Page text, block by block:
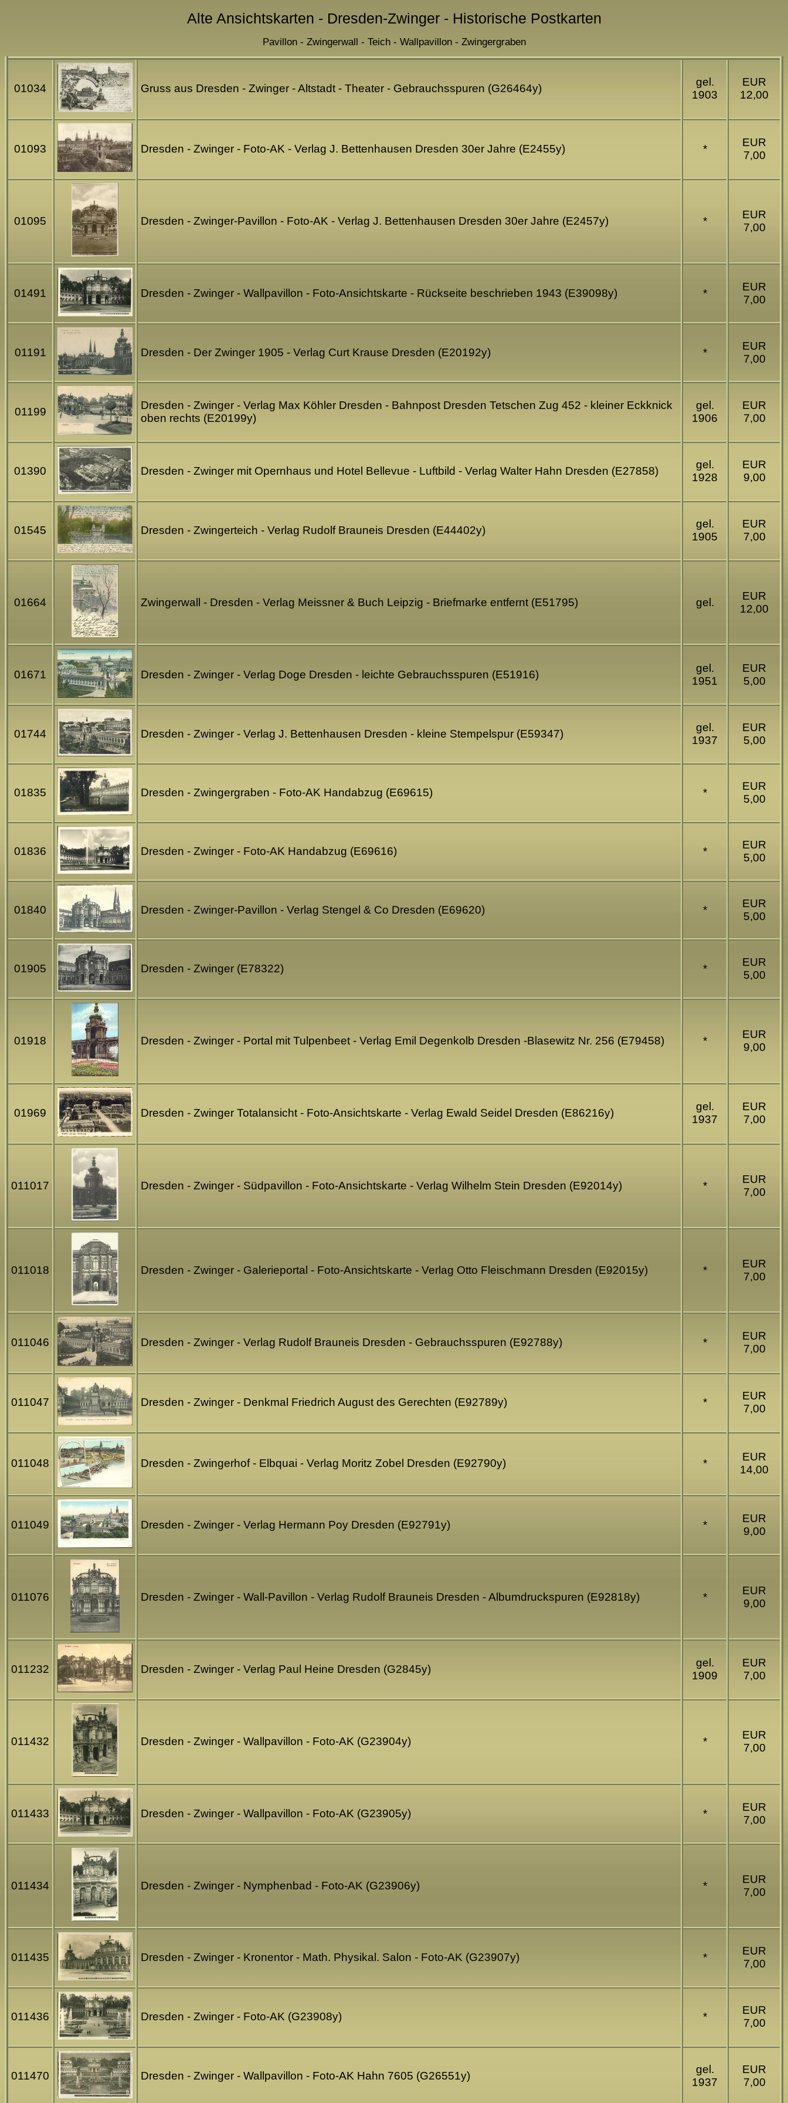
Alte Ansichtskarten - Dresden-Zwinger - Historische Postkarten
Pavillon - Zwingerwall - Teich - Wallpavillon - Zwingergraben
01034 Gruss aus Dresden - Zwinger - Altstadt - Theater - Gebrauchsspuren (G26464y)
gel.
1903
EUR
12,00
01093 Dresden - Zwinger - Foto-AK - Verlag J. Bettenhausen Dresden 30er Jahre (E2455y) *
EUR
7,00
01095 Dresden - Zwinger-Pavillon - Foto-AK - Verlag J. Bettenhausen Dresden 30er Jahre (E2457y) *
EUR
7,00
01491 Dresden - Zwinger - Wallpavillon - Foto-Ansichtskarte - Rückseite beschrieben 1943 (E39098y) *
EUR
7,00
01191 Dresden - Der Zwinger 1905 - Verlag Curt Krause Dresden (E20192y) *
EUR
7,00
01199
Dresden - Zwinger - Verlag Max Köhler Dresden - Bahnpost Dresden Tetschen Zug 452 - kleiner Eckknick
oben rechts (E20199y)
gel.
1906
EUR
7,00
01390 Dresden - Zwinger mit Opernhaus und Hotel Bellevue - Luftbild - Verlag Walter Hahn Dresden (E27858)
gel.
1928
EUR
9,00
01545 Dresden - Zwingerteich - Verlag Rudolf Brauneis Dresden (E44402y)
gel.
1905
EUR
7,00
01664 Zwingerwall - Dresden - Verlag Meissner & Buch Leipzig - Briefmarke entfernt (E51795) gel.
EUR
12,00
01671 Dresden - Zwinger - Verlag Doge Dresden - leichte Gebrauchsspuren (E51916)
gel.
1951
EUR
5,00
01744 Dresden - Zwinger - Verlag J. Bettenhausen Dresden - kleine Stempelspur (E59347)
gel.
1937
EUR
5,00
01835 Dresden - Zwingergraben - Foto-AK Handabzug (E69615) *
EUR
5,00
01836 Dresden - Zwinger - Foto-AK Handabzug (E69616) *
EUR
5,00
01840 Dresden - Zwinger-Pavillon - Verlag Stengel & Co Dresden (E69620) *
EUR
5,00
01905 Dresden - Zwinger (E78322) *
EUR
5,00
01918 Dresden - Zwinger - Portal mit Tulpenbeet - Verlag Emil Degenkolb Dresden -Blasewitz Nr. 256 (E79458) *
EUR
9,00
01969 Dresden - Zwinger Totalansicht - Foto-Ansichtskarte - Verlag Ewald Seidel Dresden (E86216y)
gel.
1937
EUR
7,00
011017 Dresden - Zwinger - Südpavillon - Foto-Ansichtskarte - Verlag Wilhelm Stein Dresden (E92014y) *
EUR
7,00
011018 Dresden - Zwinger - Galerieportal - Foto-Ansichtskarte - Verlag Otto Fleischmann Dresden (E92015y) *
EUR
7,00
011046 Dresden - Zwinger - Verlag Rudolf Brauneis Dresden - Gebrauchsspuren (E92788y) *
EUR
7,00
011047 Dresden - Zwinger - Denkmal Friedrich August des Gerechten (E92789y) *
EUR
7,00
011048 Dresden - Zwingerhof - Elbquai - Verlag Moritz Zobel Dresden (E92790y) *
EUR
14,00
011049 Dresden - Zwinger - Verlag Hermann Poy Dresden (E92791y) *
EUR
9,00
011076 Dresden - Zwinger - Wall-Pavillon - Verlag Rudolf Brauneis Dresden - Albumdruckspuren (E92818y) *
EUR
9,00
011232 Dresden - Zwinger - Verlag Paul Heine Dresden (G2845y)
gel.
1909
EUR
7,00
011432 Dresden - Zwinger - Wallpavillon - Foto-AK (G23904y) *
EUR
7,00
011433 Dresden - Zwinger - Wallpavillon - Foto-AK (G23905y) *
EUR
7,00
011434 Dresden - Zwinger - Nymphenbad - Foto-AK (G23906y) *
EUR
7,00
011435 Dresden - Zwinger - Kronentor - Math. Physikal. Salon - Foto-AK (G23907y) *
EUR
7,00
011436 Dresden - Zwinger - Foto-AK (G23908y) *
EUR
7,00
011470 Dresden - Zwinger - Wallpavillon - Foto-AK Hahn 7605 (G26551y)
gel.
1937
EUR
7,00